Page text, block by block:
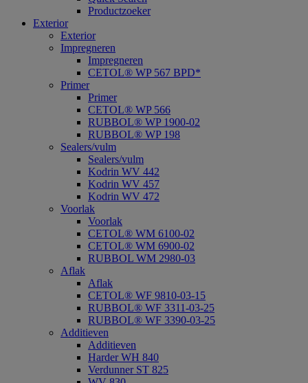
Productzoeker
Exterior
Exterior
Impregneren
Impregneren
CETOL® WP 567 BPD*
Primer
Primer
CETOL® WP 566
RUBBOL® WP 1900-02
RUBBOL® WP 198
Sealers/vulm
Sealers/vulm
Kodrin WV 442
Kodrin WV 457
Kodrin WV 472
Voorlak
Voorlak
CETOL® WM 6100-02
CETOL® WM 6900-02
RUBBOL WM 2980-03
Aflak
Aflak
CETOL® WF 9810-03-15
RUBBOL® WF 3311-03-25
RUBBOL® WF 3390-03-25
Additieven
Additieven
Harder WH 840
Verdunner ST 825